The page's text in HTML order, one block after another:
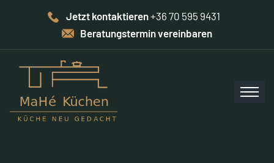
Jetzt kontaktieren+36 70 595 9431
Beratungstermin vereinbaren